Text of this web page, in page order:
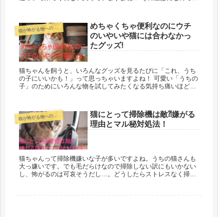
猫
が怖がる物への対処
めちゃくちゃ便利なのにウチ
のいやいや猫には合わなかっ
たグッズ!
猫ちゃんを飼うと、いろんなグッズを見るたびに「これ、うち
の子にいいかも！」って思っちゃいますよね！ 可愛い「うちの
子」のためにいろんな物を試してみたくなる気持ち痛いほどわ
猫
が怖がる物への対処
猫にとって掃除機は敵⁈嫌がる
理由とマル秘対処法！
猫ちゃんって掃除機嫌いな子が多いですよね。うちの猫さんも
大っ嫌いです。でも毛だらけなので掃除しない訳にもいかない
し、怖がるのは可哀そうだし…。どうしたらストレスなく掃除